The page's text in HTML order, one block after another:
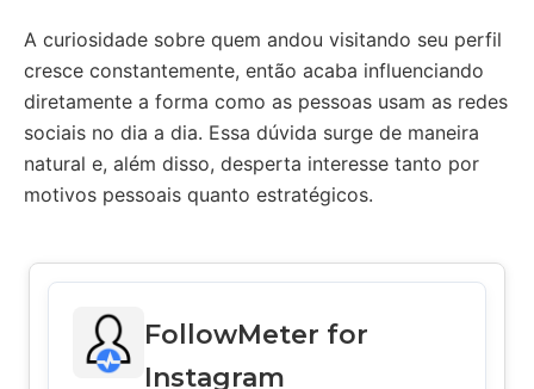
A curiosidade sobre quem andou visitando seu perfil
cresce constantemente, então acaba influenciando
diretamente a forma como as pessoas usam as redes
sociais no dia a dia. Essa dúvida surge de maneira
natural e, além disso, desperta interesse tanto por
motivos pessoais quanto estratégicos.
FollowMeter for
Instagram